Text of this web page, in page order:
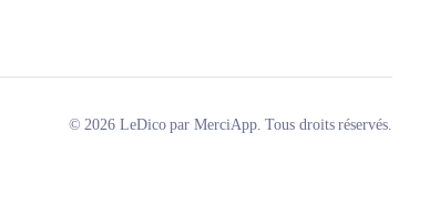
© 2026 LeDico par MerciApp. Tous droits réservés.